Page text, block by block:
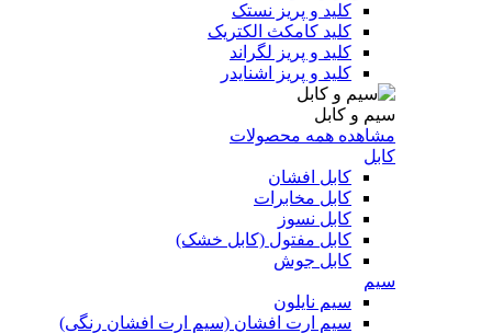
کلید و پریز نستک
کلید کامکث الکتریک
کلید و پریز لگراند
کلید و پریز اشنایدر
سیم و کابل
مشاهده همه محصولات
کابل
کابل افشان
کابل مخابرات
کابل نسوز
کابل مفتول (کابل خشک)
کابل جوش
سیم
سیم نایلون
سیم ارت افشان (سیم ارت افشان رنگی)